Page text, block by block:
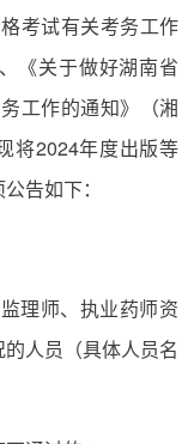
考试有关考务工作
《关于做好湖南省
工作的通知》（湘
将2024年度出版等
告如下：
理师、执业药师资
人员（具体人员名